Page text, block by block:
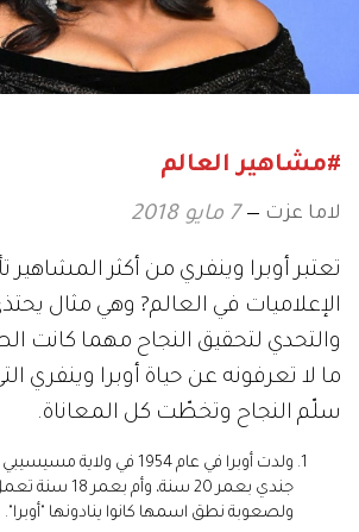
#مشاهير العالم
لاما عزت 7 مايو 2018
تعتبر أوبرا وينفري من أكثر المشاهير
الإعلاميات في العالم? وهي مثال
والتحدي لتحقيق النجاح مهما كانت
ما لا تعرفونه عن حياة أوبرا وينفري
سلّم النجاح وتخطّت كل المعاناة.
ولدت أوبرا في عام 1954 في
جندي بعمر 20 سنة،
ولصعوبة نطق اسمها كانوا ينادونها "أوبرا".